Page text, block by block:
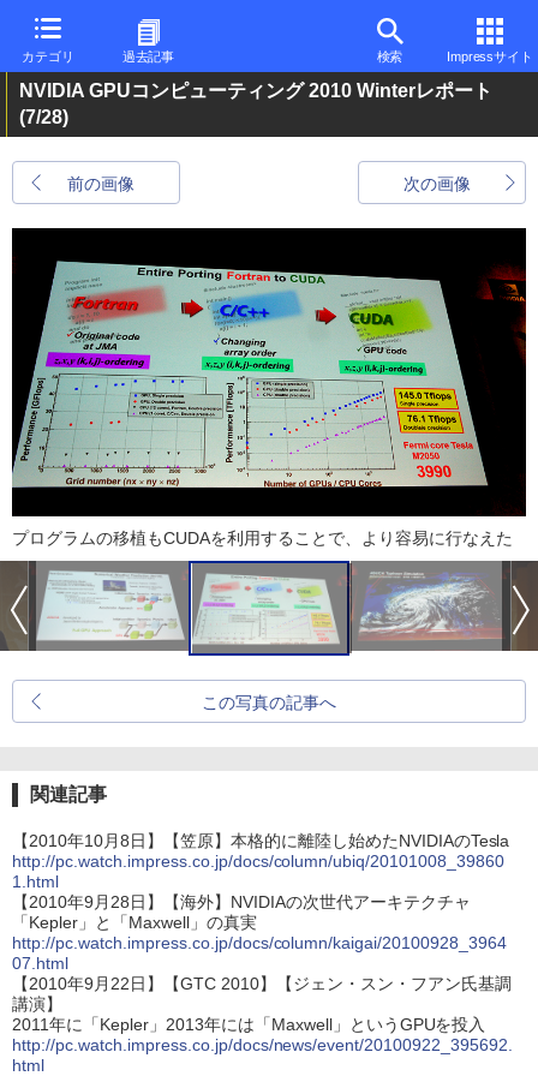
カテゴリ 過去記事 検索 Impressサイト
NVIDIA GPUコンピューティング 2010 Winterレポート
(7/28)
前の画像 次の画像
プログラムの移植もCUDAを利用することで、より容易に行なえた
この写真の記事へ
関連記事
【2010年10月8日】【笠原】本格的に離陸し始めたNVIDIAのTesla
http://pc.watch.impress.co.jp/docs/column/ubiq/20101008_39860
1.html
【2010年9月28日】【海外】NVIDIAの次世代アーキテクチャ
「Kepler」と「Maxwell」の真実
http://pc.watch.impress.co.jp/docs/column/kaigai/20100928_3964
07.html
【2010年9月22日】【GTC 2010】【ジェン・スン・フアン氏基調
講演】
2011年に「Kepler」2013年には「Maxwell」というGPUを投入
http://pc.watch.impress.co.jp/docs/news/event/20100922_395692.
html